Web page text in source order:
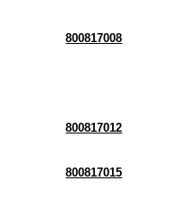
800817008
800817012
800817015